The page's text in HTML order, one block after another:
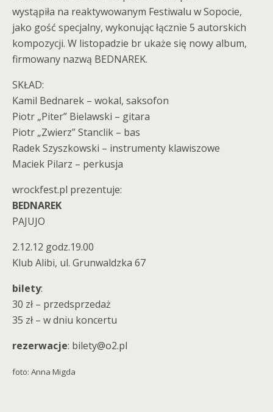
wystąpiła na reaktywowanym Festiwalu w Sopocie,
jako gość specjalny, wykonując łącznie 5 autorskich
kompozycji. W listopadzie br ukaże się nowy album,
firmowany nazwą BEDNAREK.
SKŁAD:
Kamil Bednarek – wokal, saksofon
Piotr „Piter” Bielawski – gitara
Piotr „Zwierz” Stanclik – bas
Radek Szyszkowski – instrumenty klawiszowe
Maciek Pilarz – perkusja
wrockfest.pl prezentuje:
BEDNAREK
PAJUJO
2.12.12 godz.19.00
Klub Alibi, ul. Grunwaldzka 67
bilety:
30 zł – przedsprzedaż
35 zł – w dniu koncertu
rezerwacje: bilety@o2.pl
foto: Anna Migda